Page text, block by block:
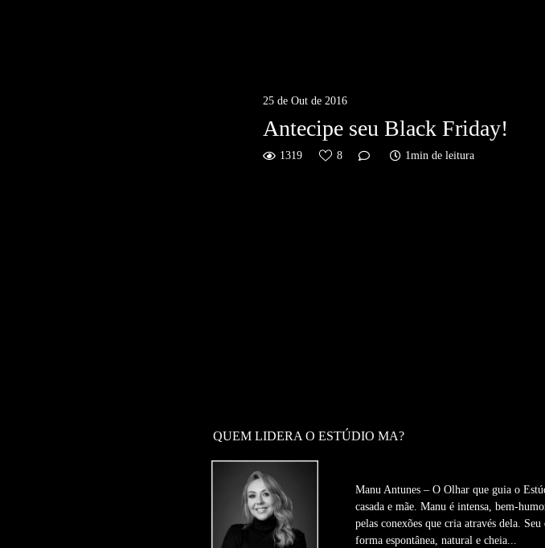
25 de Out de 2016
Antecipe seu Black Friday!
1319 8 1min de leitura
QUEM LIDERA O ESTÚDIO MA?
Manu Antunes – O Olhar que guia o
casada e mãe. Manu é intensa, bem-
pelas conexões que cria através dela.
forma espontânea, natural e cheia...